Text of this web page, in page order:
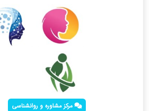
مرکز مشاوره و روانشناسی